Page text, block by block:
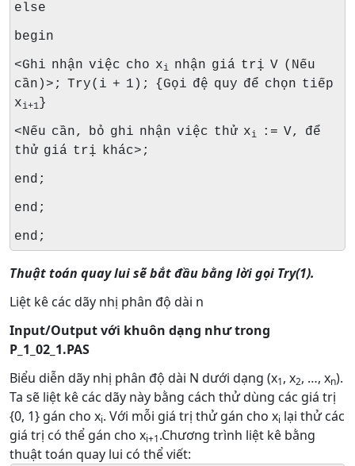
else
begin
<Ghi nhận việc cho xi nhận giá trị V (Nếu
cần)>; Try(i + 1); {Gọi đệ quy để chọn tiếp
xi+1 }
<Nếu cần, bỏ ghi nhận việc thử xi
:= V, để
thử giá trị khác>;
end;
end;
end;
Thuật toán quay lui sẽ bắt đầu bằng lời gọi Try(1).
Liệt kê các dãy nhị phân độ dài n
Input/Output với khuôn dạng như trong
P_1_02_1.PAS
Biểu diễn dãy nhị phân độ dài N dưới dạng (x1, x2, …, xn).
Ta sẽ liệt kê các dãy này bằng cách thử dùng các giá trị
{0, 1} gán cho xi. Với mỗi giá trị thử gán cho xi lại thử các
giá trị có thể gán cho xi+1.Chương trình liệt kê bằng
thuật toán quay lui có thể viết: